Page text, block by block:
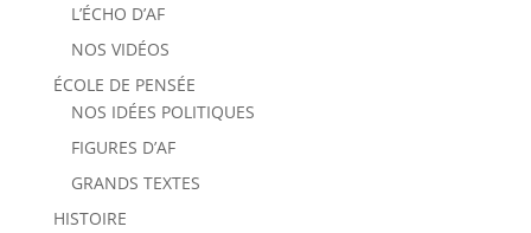
L’ÉCHO D’AF
NOS VIDÉOS
ÉCOLE DE PENSÉE
NOS IDÉES POLITIQUES
FIGURES D’AF
GRANDS TEXTES
HISTOIRE